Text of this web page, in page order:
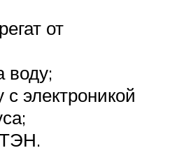
от
воду;
электроникой